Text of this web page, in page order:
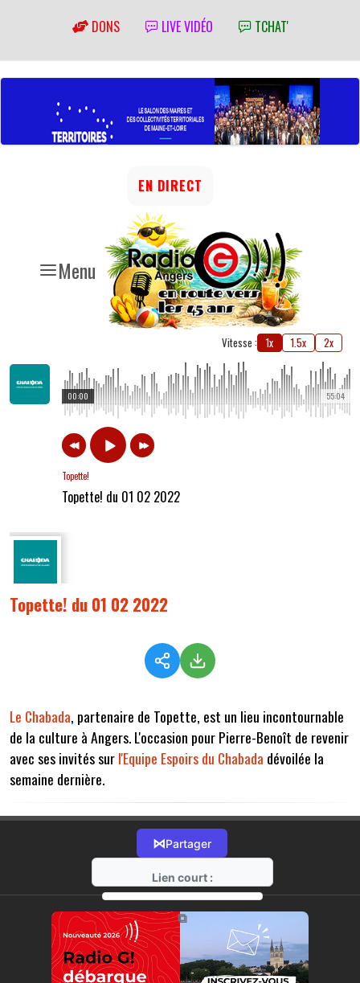
DONS LIVE VIDÉO TCHAT'
Menu
EN DIRECT
Vitesse : 1x 1.5x 2x
55:04
00:00
Topette!
Topette! du 01 02 2022
Topette! du 01 02 2022
Le Chabada, partenaire de Topette, est un lieu incontournable
de la culture à Angers. L'occasion pour Pierre-Benoît de revenir
avec ses invités surl'Equipe Espoirs du Chabada dévoilée la
semaine dernière.
⋈Partager
Lien court :
https://radio-g.fr?7562
⧉